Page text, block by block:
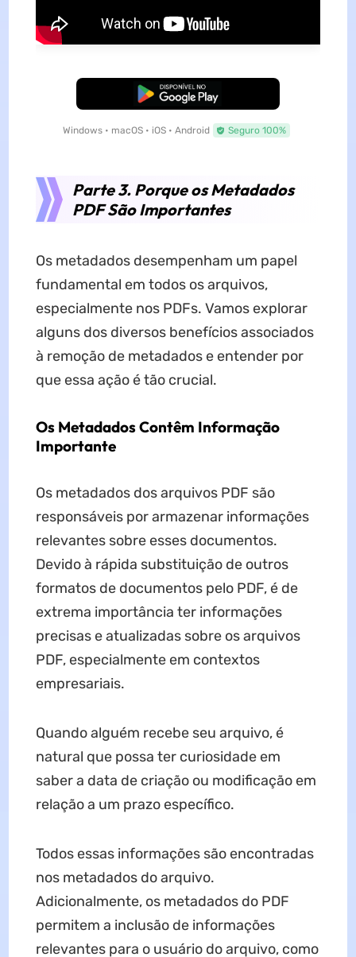
Baixar Grátis
Windows • macOS • iOS • Android Seguro 100%
Parte 3. Porque os Metadados
PDF São Importantes
Os metadados desempenham um papel
fundamental em todos os arquivos,
especialmente nos PDFs. Vamos explorar
alguns dos diversos benefícios associados
à remoção de metadados e entender por
que essa ação é tão crucial.
Os Metadados Contêm Informação
Importante
Os metadados dos arquivos PDF são
responsáveis por armazenar informações
relevantes sobre esses documentos.
Devido à rápida substituição de outros
formatos de documentos pelo PDF, é de
extrema importância ter informações
precisas e atualizadas sobre os arquivos
PDF, especialmente em contextos
empresariais.
Quando alguém recebe seu arquivo, é
natural que possa ter curiosidade em
saber a data de criação ou modificação em
relação a um prazo específico.
Todos essas informações são encontradas
nos metadados do arquivo.
Adicionalmente, os metadados do PDF
permitem a inclusão de informações
relevantes para o usuário do arquivo, como